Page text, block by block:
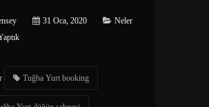
31 Oca, 2020
Neler
Tuğba Yurt booking